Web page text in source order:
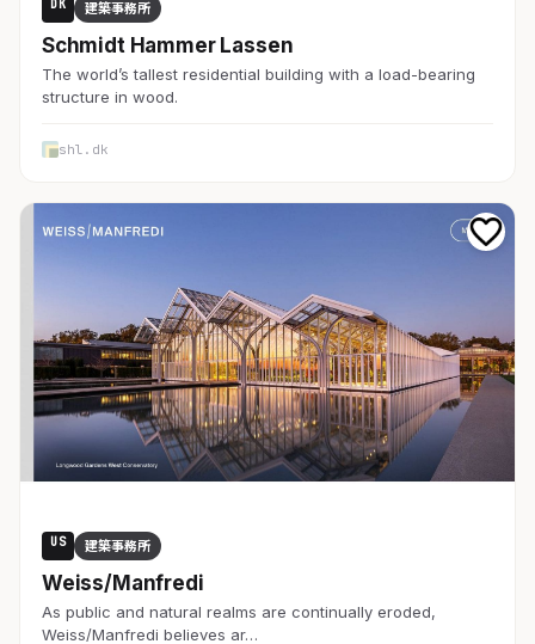
DK 建築事務所
Schmidt Hammer Lassen
The world’s tallest residential building with a load-bearing
structure in wood.
shl.dk
US 建築事務所
Weiss/Manfredi
As public and natural realms are continually eroded,
Weiss/Manfredi believes ar…